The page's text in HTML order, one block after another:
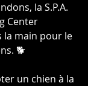
la S.P.A.
Center
la main pour le
🐕
un chien à la